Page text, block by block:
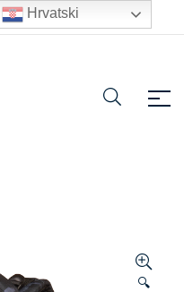
veće od 100,00 €
🔍
Hrvatski